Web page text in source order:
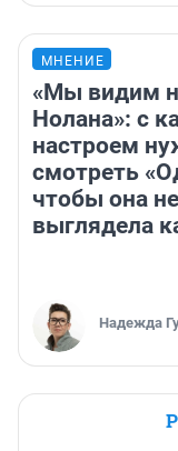
МНЕНИЕ
«Мы видим
Нолана»: с
настроем
смотреть
чтобы она не
выглядела
Надежда